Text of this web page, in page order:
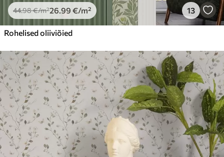
44.98€/m²26.99 €/m² 13
Rohelised oliiviõied